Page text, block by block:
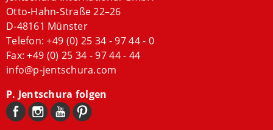
Otto-Hahn-Straße 22–26
D-48161 Münster
Telefon:+49 (0) 25 34 - 97 44 - 0
Fax: +49 (0) 25 34 - 97 44 - 44
info@p-jentschura.com
P. Jentschura folgen